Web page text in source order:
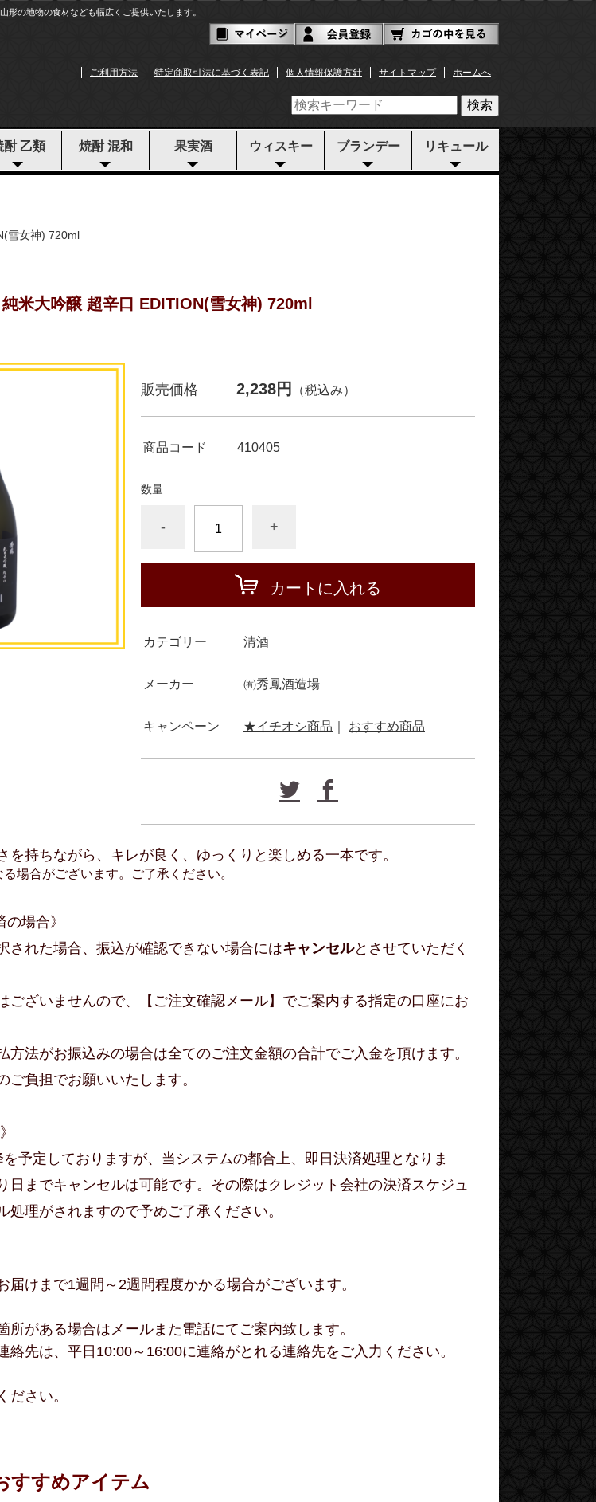
の地物の食材なども幅広くご提供いたします。
ホームへ
サイトマップ
個人情報保護方針
特定商取引法に基づく表記
ご利用方法
検索
酎 乙類 焼酎 混和 果実酒 ウィスキー ブランデー リキュール
雪女神) 720ml
純米大吟醸 超辛口 EDITION(雪女神) 720ml
販売価格 2,238円 （税込み）
商品コード 410405
数量
- +
カートに入れる
カテゴリー 清酒
メーカー ㈲秀鳳酒造場
キャンペーン ★イチオシ商品 おすすめ商品
を持ちながら、キレが良く、ゆっくりと楽しめる一本です。
場合がございます。ご了承ください。
場合》
れた場合、振込が確認できない場合にはキャンセルとさせていただく
ざいませんので、【ご注文確認メール】でご案内する指定の口座にお
法がお振込みの場合は全てのご注文金額の合計でご入金を頂けます。
負担でお願いいたします。
予定しておりますが、当システムの都合上、即日決済処理となりま
日までキャンセルは可能です。その際はクレジット会社の決済スケジュ
処理がされますので予めご了承ください。
届けまで1週間～2週間程度かかる場合がございます。
所がある場合はメールまた電話にてご案内致します。
絡先は、平日10:00～16:00に連絡がとれる連絡先をご入力ください。
ださい。
すすめアイテム